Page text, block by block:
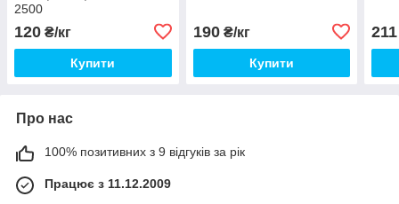
2500
120 ₴/кг
Купити
190₴/кг
Купити
211
Про нас
100% позитивних з 9 відгуків за рік
Працює з 11.12.2009